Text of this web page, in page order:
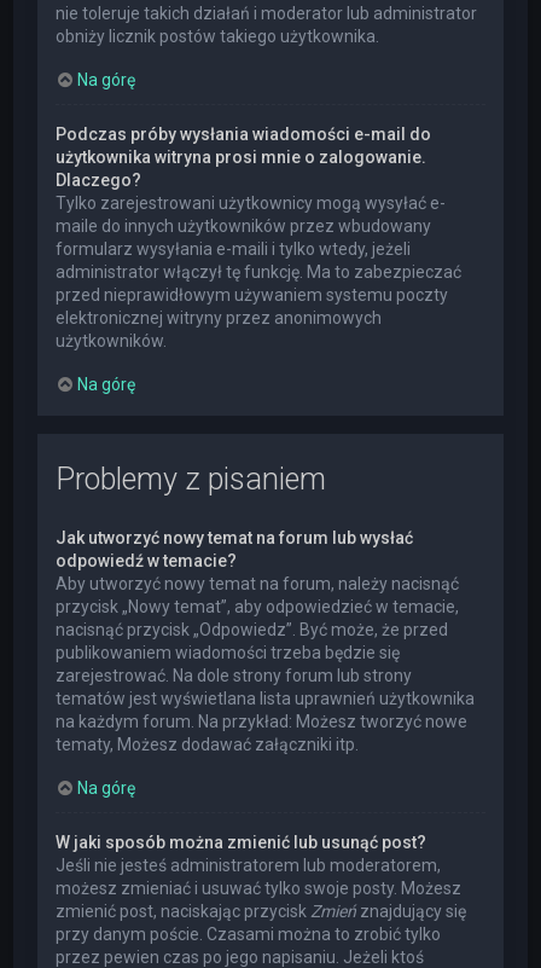
nie toleruje takich działań i moderator lub administrator
obniży licznik postów takiego użytkownika.
Na górę
Podczas próby wysłania wiadomości e-mail do
użytkownika witryna prosi mnie o zalogowanie.
Dlaczego?
Tylko zarejestrowani użytkownicy mogą wysyłać e-
maile do innych użytkowników przez wbudowany
formularz wysyłania e-maili i tylko wtedy, jeżeli
administrator włączył tę funkcję. Ma to zabezpieczać
przed nieprawidłowym używaniem systemu poczty
elektronicznej witryny przez anonimowych
użytkowników.
Na górę
Problemy z pisaniem
Jak utworzyć nowy temat na forum lub wysłać
odpowiedź w temacie?
Aby utworzyć nowy temat na forum, należy nacisnąć
przycisk „Nowy temat”, aby odpowiedzieć w temacie,
nacisnąć przycisk „Odpowiedz”. Być może, że przed
publikowaniem wiadomości trzeba będzie się
zarejestrować. Na dole strony forum lub strony
tematów jest wyświetlana lista uprawnień użytkownika
na każdym forum. Na przykład: Możesz tworzyć nowe
tematy, Możesz dodawać załączniki itp.
Na górę
W jaki sposób można zmienić lub usunąć post?
Jeśli nie jesteś administratorem lub moderatorem,
możesz zmieniać i usuwać tylko swoje posty. Możesz
zmienić post, naciskając przycisk Zmień znajdujący się
przy danym poście. Czasami można to zrobić tylko
przez pewien czas po jego napisaniu. Jeżeli ktoś